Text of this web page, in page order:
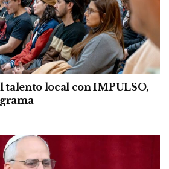
talento local con IMPULSO,